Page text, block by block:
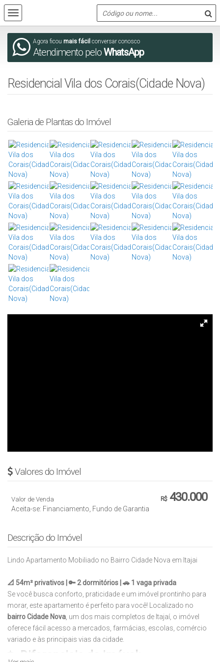
Agora ficou mais fácil conversar conosco
Atendimento peloWhatsApp
Residencial Vila dos Corais(Cidade Nova)
Galeria de Plantas do Imóvel
Valores do Imóvel
R$430.000
Valor de Venda
Aceita-se: Financiamento, Fundo de Garantia
Descrição do Imóvel
Lindo Apartamento Mobiliado no Bairro Cidade Nova em Itajai
📐 54m² privativos | 🔑 2 dormitórios | 🚗 1 vaga privada
Se você busca conforto, praticidade e um imóvel prontinho para
morar, este apartamento é perfeito para você! Localizado no
bairro Cidade Nova , um dos mais completos de Itajaí, o imóvel
oferece fácil acesso a mercados, farmácias, escolas, comércio
variado e às principais vias da cidade.
✨ Diferenciais do imóvel: